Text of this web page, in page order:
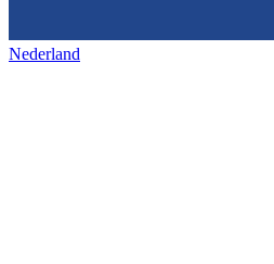
Nederland